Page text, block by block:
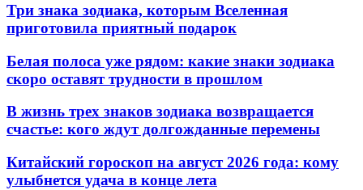
Три знака зодиака, которым Вселенная
приготовила приятный подарок
Белая полоса уже рядом: какие знаки зодиака
скоро оставят трудности в прошлом
В жизнь трех знаков зодиака возвращается
счастье: кого ждут долгожданные перемены
Китайский гороскоп на август 2026 года: кому
улыбнется удача в конце лета